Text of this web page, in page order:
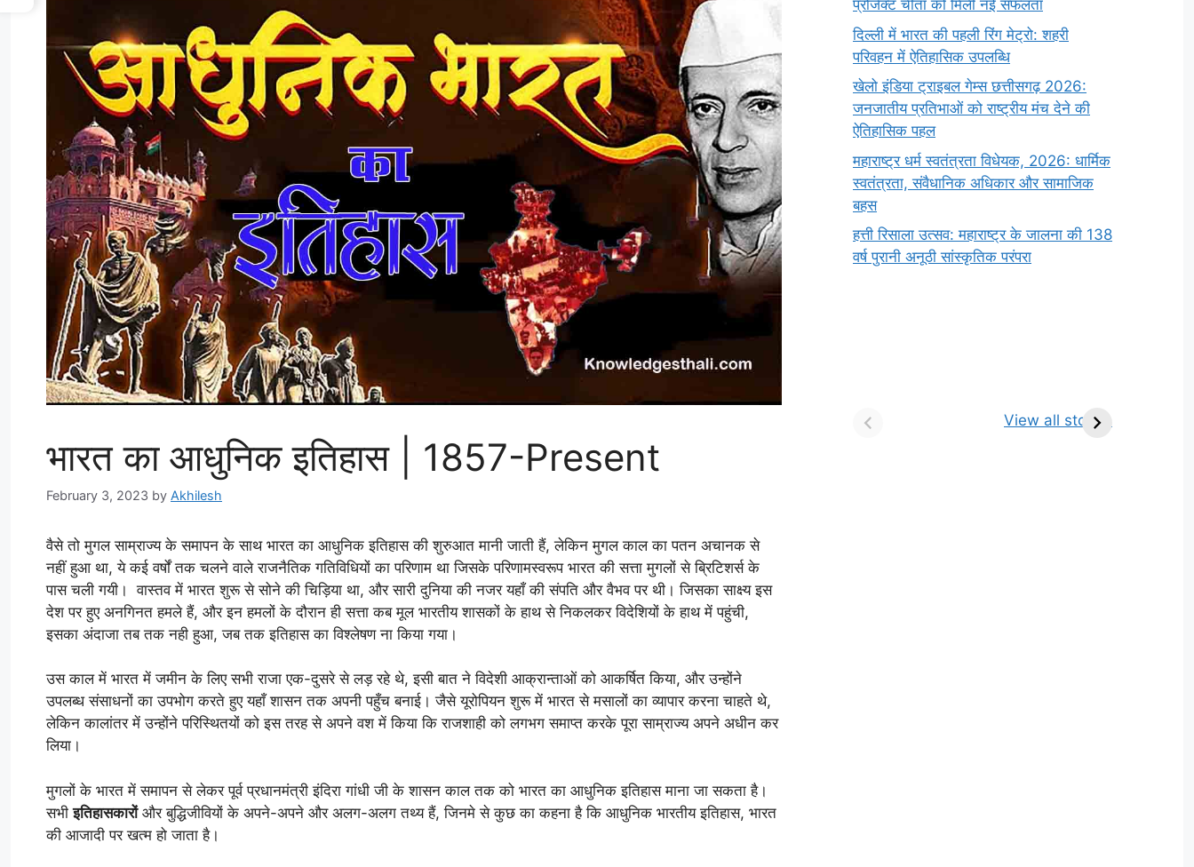
भारत का आधुनिक इतिहास | 1857-Present
February 3, 2023 by Akhilesh
वैसे तो मुगल साम्राज्य के समापन के साथ भारत का आधुनिक इतिहास की शुरुआत मानी जाती हैं, लेकिन मुगल काल का पतन अचानक से
नहीं हुआ था, ये कई वर्षों तक चलने वाले राजनैतिक गतिविधियों का परिणाम था जिसके परिणामस्वरूप भारत की सत्ता मुगलों से ब्रिटिशर्स के
पास चली गयी। वास्तव में भारत शुरू से सोने की चिड़िया था, और सारी दुनिया की नजर यहाँ की संपति और वैभव पर थी। जिसका साक्ष्य इस
देश पर हुए अनगिनत हमले हैं, और इन हमलों के दौरान ही सत्ता कब मूल भारतीय शासकों के हाथ से निकलकर विदेशियों के हाथ में पहुंची,
इसका अंदाजा तब तक नही हुआ, जब तक इतिहास का विश्लेषण ना किया गया।
उस काल में भारत में जमीन के लिए सभी राजा एक-दुसरे से लड़ रहे थे, इसी बात ने विदेशी आक्रान्ताओं को आकर्षित किया, और उन्होंने
उपलब्ध संसाधनों का उपभोग करते हुए यहाँ शासन तक अपनी पहुँच बनाई। जैसे यूरोपियन शुरू में भारत से मसालों का व्यापार करना चाहते थे,
लेकिन कालांतर में उन्होंने परिस्थितयों को इस तरह से अपने वश में किया कि राजशाही को लगभग समाप्त करके पूरा साम्राज्य अपने अधीन कर
लिया।
मुगलों के भारत में समापन से लेकर पूर्व प्रधानमंत्री इंदिरा गांधी जी के शासन काल तक को भारत का आधुनिक इतिहास माना जा सकता है।
सभीइतिहासकारोंऔर बुद्धिजीवियों के अपने-अपने और अलग-अलग तथ्य हैं, जिनमे से कुछ का कहना है कि आधुनिक भारतीय इतिहास, भारत
की आजादी पर खत्म हो जाता है।
प्रोजेक्ट चीता को मिली नई सफलता
दिल्ली में भारत की पहली रिंग मेट्रो: शहरी
परिवहन में ऐतिहासिक उपलब्धि
खेलो इंडिया ट्राइबल गेम्स छत्तीसगढ़ 2026:
जनजातीय प्रतिभाओं को राष्ट्रीय मंच देने की
ऐतिहासिक पहल
महाराष्ट्र धर्म स्वतंत्रता विधेयक, 2026: धार्मिक
स्वतंत्रता, संवैधानिक अधिकार और सामाजिक
बहस
हत्ती रिसाला उत्सव: महाराष्ट्र के जालना की 138
वर्ष पुरानी अनूठी सांस्कृतिक परंपरा
View all stories
किसे कहते है? परिभाषा,
ज्योतिर्लिंग | नाम, स्थान एवं